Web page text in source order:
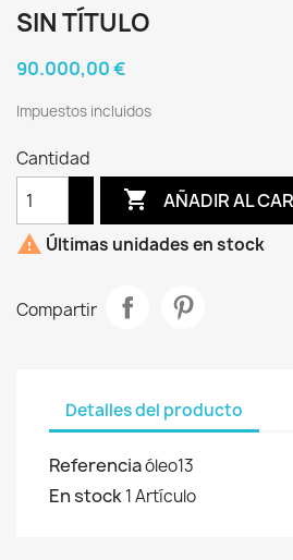
SIN TÍTULO
90.000,00 €
Impuestos incluidos
Cantidad
 AÑADIR AL
 Últimas unidades en stock
Compartir
Detalles del producto
Referenciaóleo13
En stock1 Artículo